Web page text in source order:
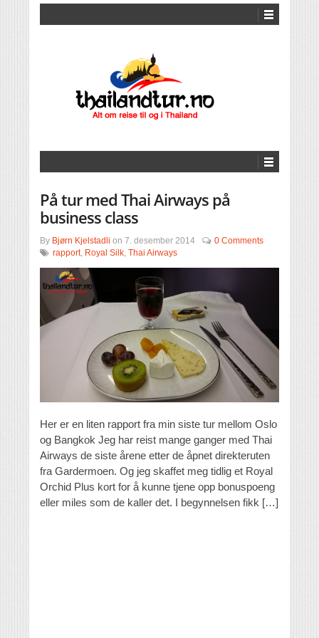
På tur med Thai Airways på
business class
By Bjørn Kjelstadli on 7. desember 2014
0 Comments
rapport, Royal Silk, Thai Airways
Her er en liten rapport fra min siste tur mellom Oslo
og Bangkok Jeg har reist mange ganger med Thai
Airways de siste årene etter de åpnet direkteruten
fra Gardermoen. Og jeg skaffet meg tidlig et Royal
Orchid Plus kort for å kunne tjene opp bonuspoeng
eller miles som de kaller det. I begynnelsen fikk […]